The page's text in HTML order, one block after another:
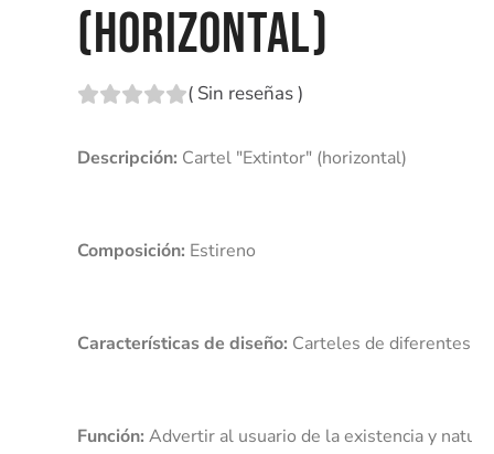
(HORIZONTAL)
( Sin reseñas)
Descripción:
Composición:
Características de diseño:
Función: